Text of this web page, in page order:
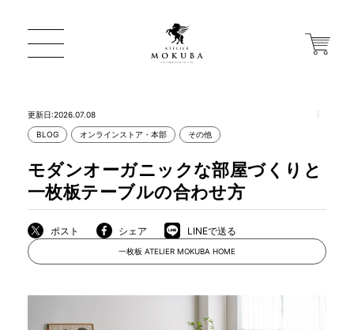
店舗から探す
一枚板 ATELIER MOKUBA HOME
更新日:2026.07.08
BLOG オンラインストア・本部 その他
モダンオーガニックな部屋づくりと
一枚板テーブルの合わせ方
ポスト シェア LINEで送る
一枚板 ATELIER MOKUBA HOME